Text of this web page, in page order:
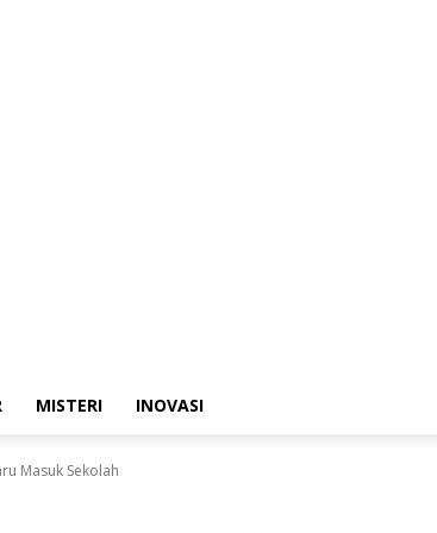
MISTERI INOVASI
Masuk Sekolah